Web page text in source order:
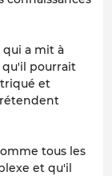
qui a mit à
qu'il pourrait
et
tous les
et qu'il